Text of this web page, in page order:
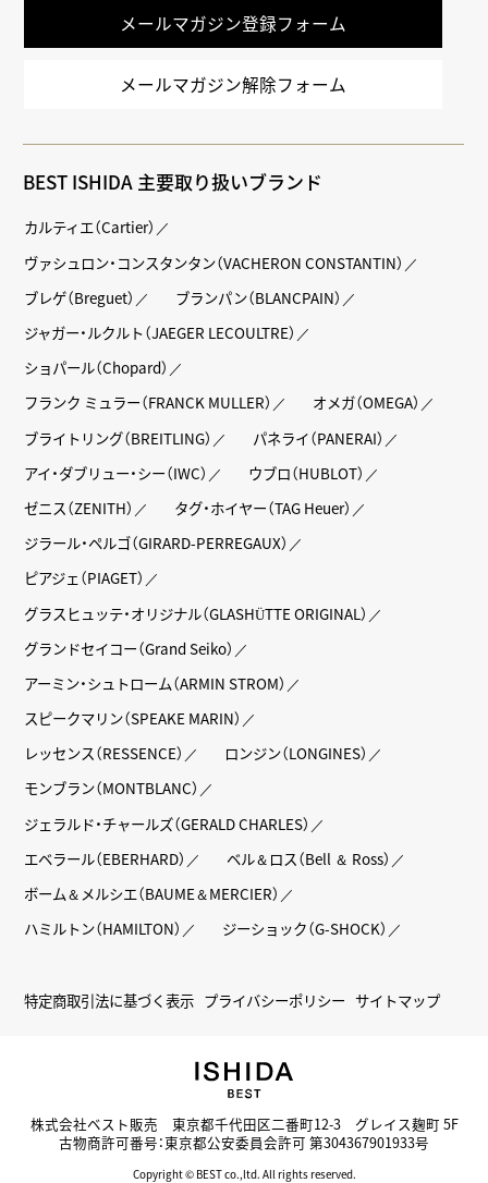
メールマガジン登録フォーム
メールマガジン解除フォーム
BEST ISHIDA 主要取り扱いブランド
カルティエ（Cartier）
ヴァシュロン・コンスタンタン（VACHERON CONSTANTIN）
ブレゲ（Breguet）
ブランパン（BLANCPAIN）
ジャガー・ルクルト（JAEGER LECOULTRE）
ショパール（Chopard）
フランク ミュラー（FRANCK MULLER）
オメガ（OMEGA）
ブライトリング（BREITLING）
パネライ（PANERAI）
アイ・ダブリュー・シー（IWC）
ウブロ（HUBLOT）
ゼニス（ZENITH）
タグ・ホイヤー（TAG Heuer）
ジラール・ペルゴ（GIRARD-PERREGAUX）
ピアジェ（PIAGET）
グラスヒュッテ・オリジナル（GLASHÜTTE ORIGINAL）
グランドセイコー（Grand Seiko）
アーミン・シュトローム（ARMIN STROM）
スピークマリン（SPEAKE MARIN）
レッセンス（RESSENCE）
ロンジン（LONGINES）
モンブラン（MONTBLANC）
ジェラルド・チャールズ（GERALD CHARLES）
エベラール（EBERHARD）
ベル＆ロス（Bell ＆ Ross）
ボーム＆メルシエ（BAUME＆MERCIER）
ハミルトン（HAMILTON）
ジーショック（G-SHOCK）
特定商取引法に基づく表示 プライバシーポリシー サイトマップ
株式会社ベスト販売 東京都千代田区二番町12-3 グレイス麹町 5F
古物商許可番号：東京都公安委員会許可 第304367901933号
Copyright © BEST co.,ltd. All rights reserved.